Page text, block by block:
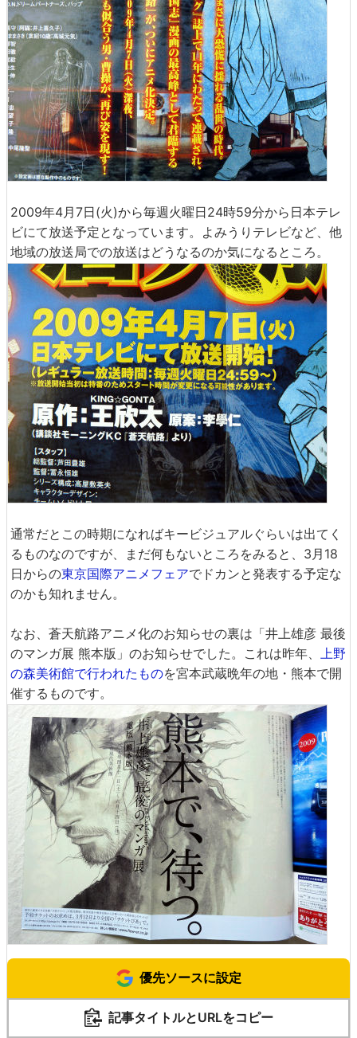
2009年4月7日(火)から毎週火曜日24時59分から日本テレ
ビにて放送予定となっています。よみうりテレビなど、他
地域の放送局での放送はどうなるのか気になるところ。
通常だとこの時期になればキービジュアルぐらいは出てく
るものなのですが、まだ何もないところをみると、3月18
日からの東京国際アニメフェアでドカンと発表する予定な
のかも知れません。
なお、蒼天航路アニメ化のお知らせの裏は「井上雄彦 最後
のマンガ展 熊本版」のお知らせでした。これは昨年、 上野
の森美術館で行われたものを宮本武蔵晩年の地・熊本で開
催するものです。
優先ソースに設定
記事タイトルとURLをコピー